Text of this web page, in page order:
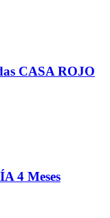
CASA ROJO
4 Meses